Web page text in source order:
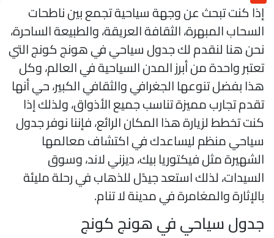
كنت تبحث عن وجهة سياحية تجمع بين ناطحات
المبهرة، الثقافة العريقة، والطبيعة الساحرة،
هنا لنقدم لك جدول سياحي في هونج كونج التي
واحدة من أبرز المدن السياحية في العالم، وكل
بفضل تنوعها الجغرافي والثقافي الكبير، حي أنها
تجارب مميزة تناسب جميع الأذواق، ولذلك إذا
تخطط لزيارة هذا المكان الرائع، فإننا نوفر جدول
منظم ليساعدك في اكتشاف معالمها
مثل فيكتوريا بيك، ديزني لاند، وسوق
لذلك استعد جيدًل للذهاب في رحلة مليئة
والمغامرة في مدينة لا تنام.
سياحي في هونج كونج